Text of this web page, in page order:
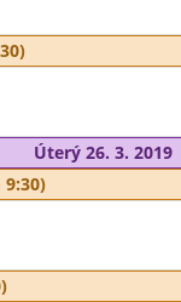
Úterý 26. 3. 2019
9:30)